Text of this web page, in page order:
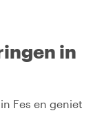
in
Fes en geniet